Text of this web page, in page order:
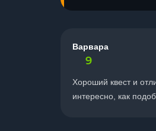
Варвара
9
Хороший квест и
интересно, как